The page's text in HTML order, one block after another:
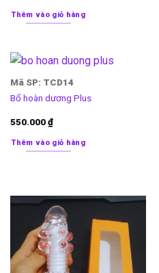
Thêm vào giỏ hàng
Mã SP: TCD14
Bổ hoàn dương Plus
550.000₫
Thêm vào giỏ hàng